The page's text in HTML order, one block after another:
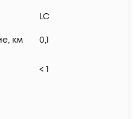
LC
км 0,1
< 1